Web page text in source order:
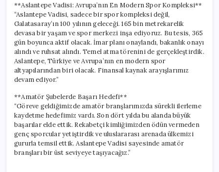
**Aslantepe Vadisi: Avrupa’nın En Modern Spor Kompleksi**
“Aslantepe Vadisi, sadece bir spor kompleksi değil,
Galatasaray’ın 100 yılının geleceği. 165 bin metrekarelik
devasa bir yaşam ve spor merkezi inşa ediyoruz. Bu tesis, 365
gün boyunca aktif olacak. İmar planı onaylandı, bakanlık onayı
alındı ve ruhsat alındı. Temel atma törenini de gerçekleştirdik.
Aslantepe, Türkiye ve Avrupa’nın en modern spor
altyapılarından biri olacak. Finansal kaynak arayışlarımız
devam ediyor.”
**Amatör Şubelerde Başarı Hedefi**
“Göreve geldiğimizde amatör branşlarımızda sürekli ilerleme
kaydetme hedefimiz vardı. Son dört yılda bu alanda büyük
başarılar elde ettik. Rekabetçi kimliğimizden ödün vermeden
genç sporcular yetiştirdik ve uluslararası arenada ülkemizi
gururla temsil ettik. Aslantepe Vadisi sayesinde amatör
branşları bir üst seviyeye taşıyacağız.”